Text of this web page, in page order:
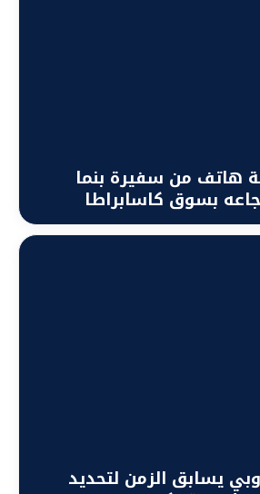
هاتف من سفيرة بنما
بسوق كاسابراطا
يسابق الزمن لتحديد